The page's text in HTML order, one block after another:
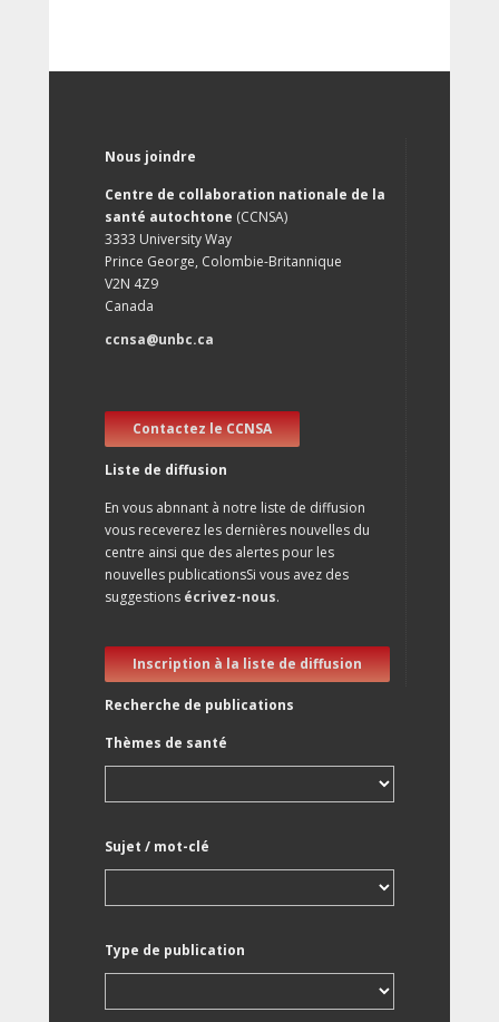
Nous joindre
Centre de collaboration nationale de la
santé autochtone (CCNSA)
3333 University Way
Prince George, Colombie-Britannique
V2N 4Z9
Canada
ccnsa@unbc.ca
Contactez le CCNSA
Liste de diffusion
En vous abnnant à notre liste de diffusion
vous receverez les dernières nouvelles du
centre ainsi que des alertes pour les
nouvelles publicationsSi vous avez des
suggestions écrivez-nous.
Inscription à la liste de diffusion
Recherche de publications
Thèmes de santé
Sujet / mot-clé
Type de publication